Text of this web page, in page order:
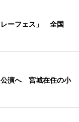
レーフェス」 全国
公演へ 宮城在住の小